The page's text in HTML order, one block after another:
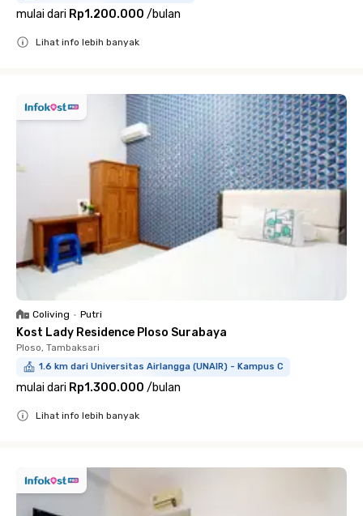
mulai dari Rp1.200.000 /bulan
Lihat info lebih banyak
Coliving • Putri
Kost Lady Residence Ploso Surabaya
Ploso, Tambaksari
1.6 km dari Universitas Airlangga (UNAIR) - Kampus C
mulai dari Rp1.300.000 /bulan
Lihat info lebih banyak